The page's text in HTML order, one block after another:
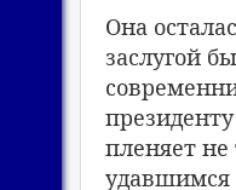
Она
заслугой
пленяет не
удавшимся